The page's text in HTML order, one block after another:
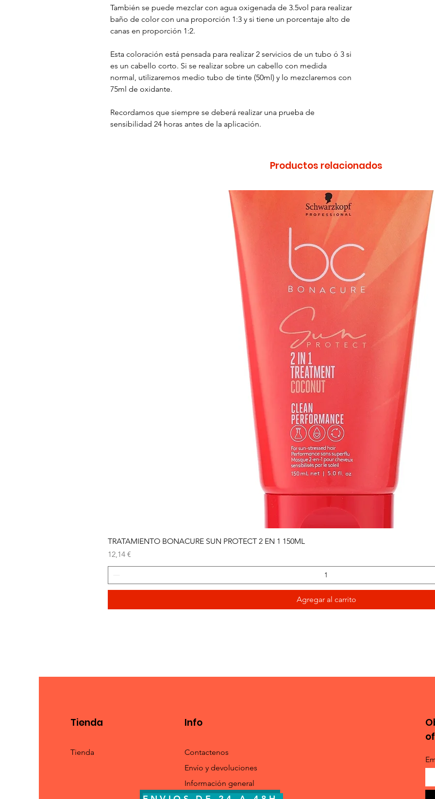
También se puede mezclar con agua oxigenada de 3.5vol para realizar
baño de color con una proporción 1:3 y si tiene un porcentaje alto de
canas en proporción 1:2.
Esta coloración está pensada para realizar 2 servicios de un tubo ó 3 si
es un cabello corto. Si se realizar sobre un cabello con medida
normal, utilizaremos medio tubo de tinte (50ml) y lo mezclaremos con
75ml de oxidante.
Recordamos que siempre se deberá realizar una prueba de
sensibilidad 24 horas antes de la aplicación.
Productos relacionados
TRATAMIENTO BONACURE SUN PROTECT 2 EN 1 150ML
Precio
12,14 €
Agregar al carrito
Tienda
Tienda
Info
Contactenos
Envío y devoluciones
Información general
ENVIOSDE 24 A 48H